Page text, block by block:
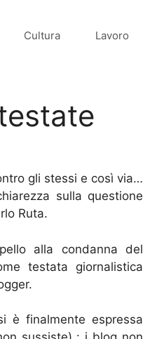
Cultura Lavoro
gli stessi e così via…
sulla questione
Ruta.
alla condanna del
testata giornalistica
è finalmente espressa